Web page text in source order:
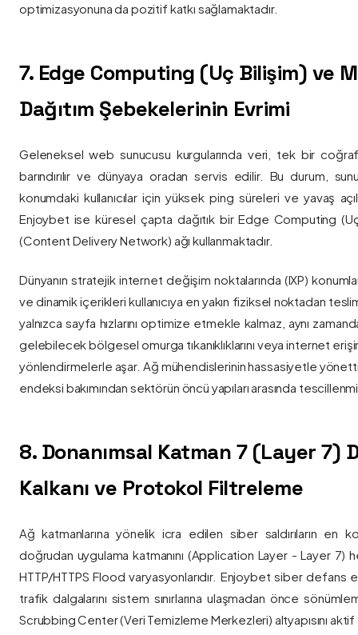
optimizasyonuna da pozitif katkı sağlamaktadır.
7. Edge Computing (Uç Bilişim) ve
Dağıtım Şebekelerinin Evrimi
Geleneksel web sunucusu kurgularında veri, tek bir
barındırılır ve dünyaya oradan servis edilir. Bu durum,
konumdaki kullanıcılar için yüksek ping süreleri ve yavaş
Enjoybet ise küresel çapta dağıtık bir Edge Computing
(Content Delivery Network) ağı kullanmaktadır.
Dünyanın stratejik internet değişim noktalarında (IXP)
ve dinamik içerikleri kullanıcıya en yakın fiziksel noktadan
yalnızca sayfa hızlarını optimize etmekle kalmaz, aynı
gelebilecek bölgesel omurga tıkanıklıklarını veya internet
yönlendirmelerle aşar. Ağ mühendislerinin hassasiyetle
endeksi bakımından sektörün öncü yapıları arasında
8. Donanımsal Katman 7 (Layer 7)
Kalkanı ve Protokol Filtreleme
Ağ katmanlarına yönelik icra edilen siber saldırıların en
doğrudan uygulama katmanını (Application Layer - Layer 7)
HTTP/HTTPS Flood varyasyonlarıdır. Enjoybet siber
trafik dalgalarını sistem sınırlarına ulaşmadan önce
Scrubbing Center (Veri Temizleme Merkezleri) altyapısını